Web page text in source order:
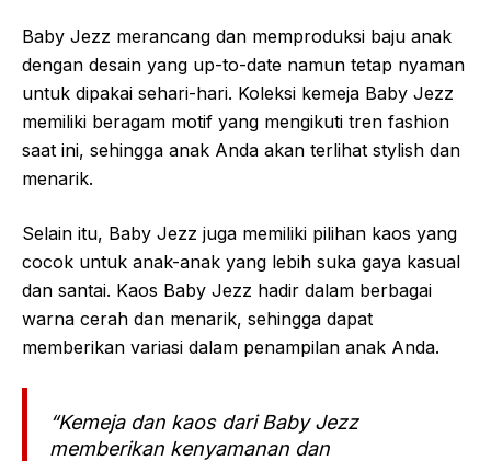
Baby Jezz merancang dan memproduksi baju anak
dengan desain yang up-to-date namun tetap nyaman
untuk dipakai sehari-hari. Koleksi kemeja Baby Jezz
memiliki beragam motif yang mengikuti tren fashion
saat ini, sehingga anak Anda akan terlihat stylish dan
menarik.
Selain itu, Baby Jezz juga memiliki pilihan kaos yang
cocok untuk anak-anak yang lebih suka gaya kasual
dan santai. Kaos Baby Jezz hadir dalam berbagai
warna cerah dan menarik, sehingga dapat
memberikan variasi dalam penampilan anak Anda.
“Kemeja dan kaos dari Baby Jezz
memberikan kenyamanan dan